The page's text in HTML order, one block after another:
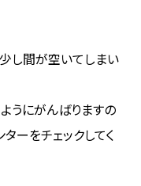
し間が空いてしまい
うにがんばりますの
ーをチェックしてく